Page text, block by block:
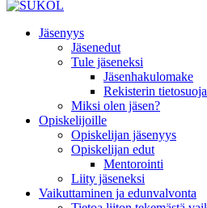
Jäsenyys
Jäsenedut
Tule jäseneksi
Jäsenhakulomake
Rekisterin
Miksi olen jäsen?
Opiskelijoille
Opiskelijan jäsenyys
Opiskelijan edut
Mentorointi
Liity jäseneksi
Vaikuttaminen ja edunvalvonta